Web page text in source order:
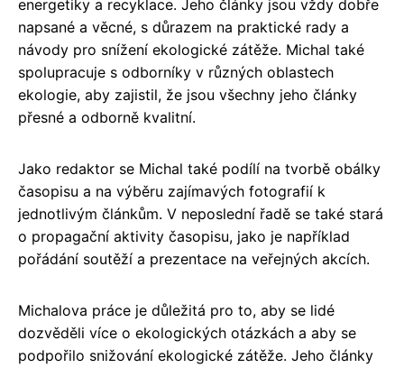
energetiky a recyklace. Jeho články jsou vždy dobře
napsané a věcné, s důrazem na praktické rady a
návody pro snížení ekologické zátěže. Michal také
spolupracuje s odborníky v různých oblastech
ekologie, aby zajistil, že jsou všechny jeho články
přesné a odborně kvalitní.
Jako redaktor se Michal také podílí na tvorbě obálky
časopisu a na výběru zajímavých fotografií k
jednotlivým článkům. V neposlední řadě se také stará
o propagační aktivity časopisu, jako je například
pořádání soutěží a prezentace na veřejných akcích.
Michalova práce je důležitá pro to, aby se lidé
dozvěděli více o ekologických otázkách a aby se
podpořilo snižování ekologické zátěže. Jeho články